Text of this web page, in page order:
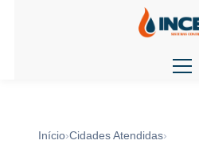
Início Cidades Atendidas